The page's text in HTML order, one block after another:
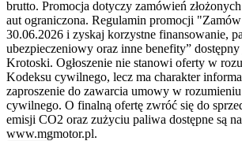
brutto. Promocja dotyczy zamówień
aut ograniczona. Regulamin promocji
30.06.2026 i zyskaj korzystne finansowanie,
ubezpieczeniowy oraz inne benefity”
Krotoski. Ogłoszenie nie stanowi oferty w
Kodeksu cywilnego, lecz ma charakter
zaproszenie do zawarcia umowy w
cywilnego. O finalną ofertę zwróć się do
emisji CO2 oraz zużyciu paliwa dostępne są
www.mgmotor.pl.